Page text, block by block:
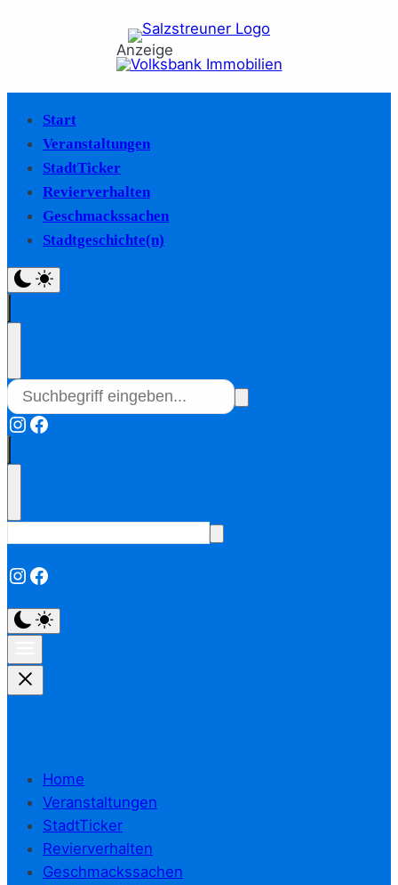
Anzeige
Start
Veranstaltungen
StadtTicker
Revierverhalten
Geschmackssachen
Stadtgeschichte(n)
Instagram
Facebook
Instagram
Facebook
Home
Veranstaltungen
StadtTicker
Revierverhalten
Geschmackssachen